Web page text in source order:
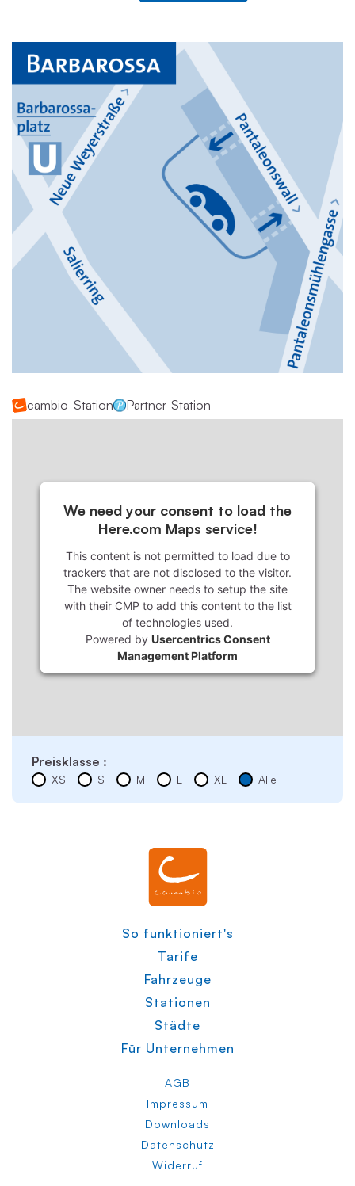
cambio-Station Partner-Station
We need your consent to load the
Here.com Maps service!
This content is not permitted to load due to
trackers that are not disclosed to the visitor.
The website owner needs to setup the site
with their CMP to add this content to the list
of technologies used.
Powered by Usercentrics Consent
Management Platform
Preisklasse :
XS S M L XL Alle
So funktioniert's
Tarife
Fahrzeuge
Stationen
Städte
Für Unternehmen
AGB
Impressum
Downloads
Datenschutz
Widerruf